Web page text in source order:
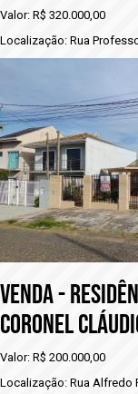
Valor: R$ 320.000,00
Localização: Rua
vENDA -
CORONEL
Valor: R$ 200.000,00
Localização: Rua Alfredo